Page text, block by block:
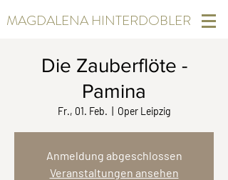
MAGDALENA HINTERDOBLER
Die Zauberflöte -
Pamina
Fr., 01. Feb. Oper Leipzig
Anmeldung abgeschlossen
Veranstaltungen ansehen